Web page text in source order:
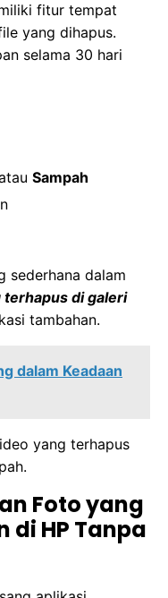
fitur tempat
yang dihapus.
selama 30 hari
Sampah
sederhana dalam
terhapus di galeri
tambahan.
dalam Keadaan
yang terhapus
Foto yang
di HP Tanpa